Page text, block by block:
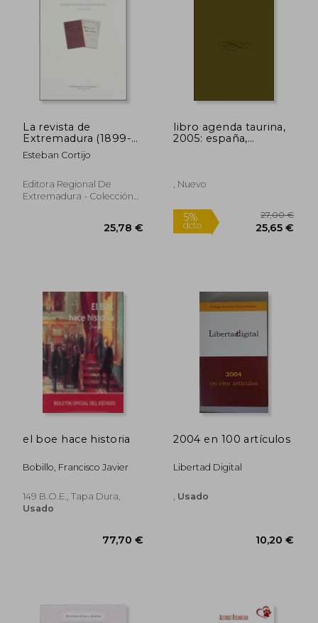
31,54 €
La revista de
Extremadura (1899-
1911)
Esteban Cortijo
Editora Regional De
Extremadura - Colección
libro agenda taurina,
2005: españa,
, Nuevo
el boe hace historia
Bobillo, Francisco Javier
149 B.o.e., Tapa Dura,
Usado
2004 en 100 artículos
Libertad Digital
Usado